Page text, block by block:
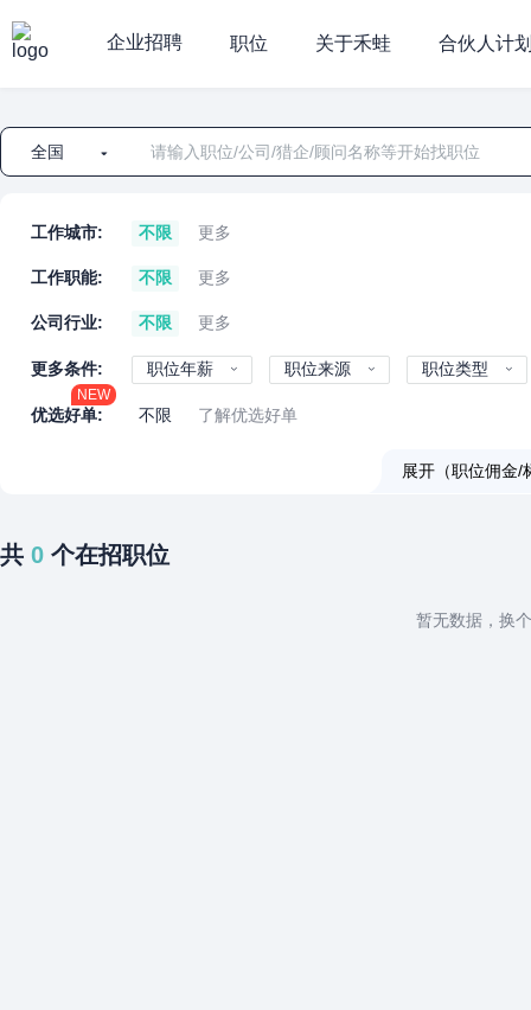
企业招聘 职位 关于禾蛙 合伙人计
全国
工作城市: 不限 更多
工作职能: 不限 更多
公司行业: 不限 更多
更多条件: 职位年薪 职位来源 职位类型
优选好单:
NEW
不限 了解优选好单
展开（职位佣
共 0 个在招职位
暂无数据，换